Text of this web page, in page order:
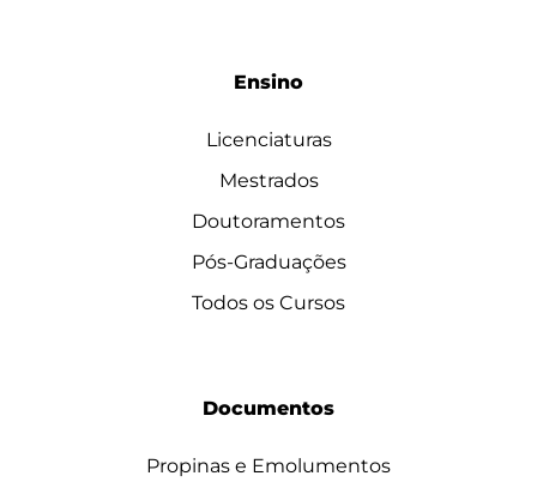
Ensino
Licenciaturas
Mestrados
Doutoramentos
Pós-Graduações
Todos os Cursos
Documentos
Propinas e Emolumentos